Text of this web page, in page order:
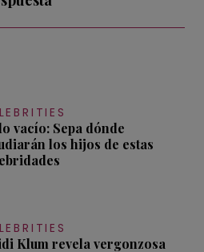
vacío: Sepa dónde
los hijos de estas
Klum revela vergonzosa